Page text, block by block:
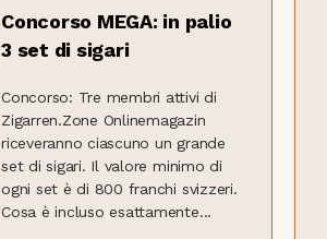
Concorso MEGA: in palio
3 set di sigari
Concorso: Tre membri attivi di
Zigarren.Zone Onlinemagazin
riceveranno ciascuno un grande
set di sigari. Il valore minimo di
ogni set è di 800 franchi svizzeri.
Cosa è incluso esattamente...